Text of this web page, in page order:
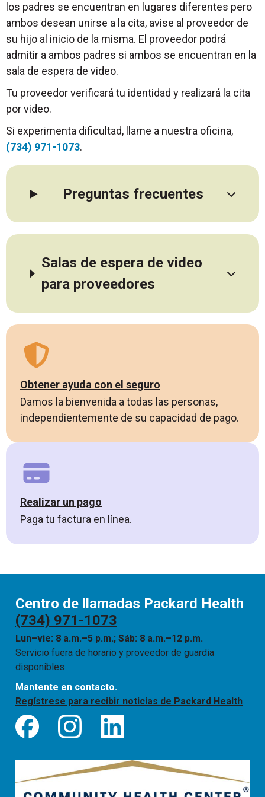
los padres se encuentran en lugares diferentes pero
ambos desean unirse a la cita, avise al proveedor de
su hijo al inicio de la misma. El proveedor podrá
admitir a ambos padres si ambos se encuentran en la
sala de espera de video.
Tu proveedor verificará tu identidad y realizará la cita
por video.
Si experimenta dificultad, llame a nuestra oficina,
(734) 971-1073.
Preguntas frecuentes
Salas de espera de video
para proveedores
Obtener ayuda con el seguro
Damos la bienvenida a todas las personas,
independientemente de su capacidad de pago.
Realizar un pago
Paga tu factura en línea.
Centro de llamadas Packard Health
(734) 971-1073
Lun–vie: 8 a.m.–5 p.m.; Sáb: 8 a.m.–12 p.m.
Servicio fuera de horario y proveedor de guardia
disponibles
Mantente en contacto.
Regístrese para recibir noticias de Packard Health